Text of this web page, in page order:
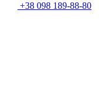
+38 098 189-88-80